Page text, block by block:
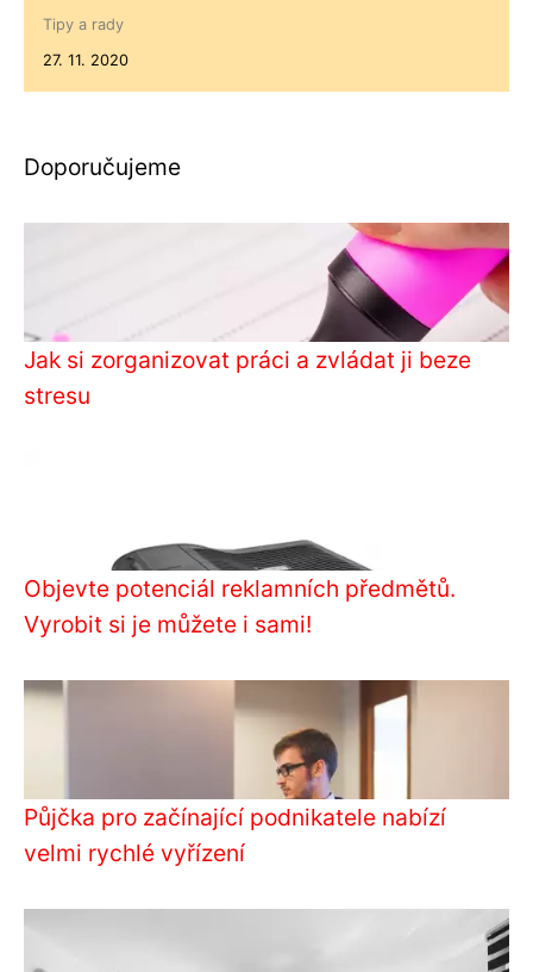
Tipy a rady
27. 11. 2020
Doporučujeme
Jak si zorganizovat práci a zvládat ji beze
stresu
Objevte potenciál reklamních předmětů.
Vyrobit si je můžete i sami!
Půjčka pro začínající podnikatele nabízí
velmi rychlé vyřízení